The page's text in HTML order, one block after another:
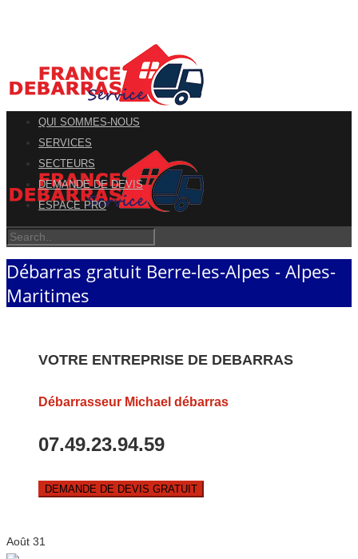
QUI SOMMES-NOUS
SERVICES
SECTEURS
DEMANDE DE DEVIS
ESPACE PRO
Débarras gratuit Berre-les-Alpes - Alpes-
Maritimes
VOTRE ENTREPRISE DE DEBARRAS
Débarrasseur Michael débarras
07.49.23.94.59
DEMANDE DE DEVIS GRATUIT
Août 31